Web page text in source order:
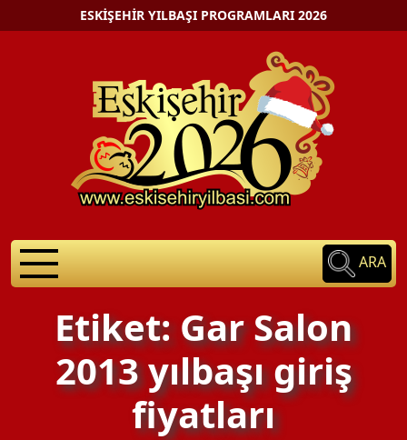
ESKIŞEHIR YILBAŞI PROGRAMLARI 2026
ARA
Etiket: Gar Salon
2013 yılbaşı giriş
fiyatları